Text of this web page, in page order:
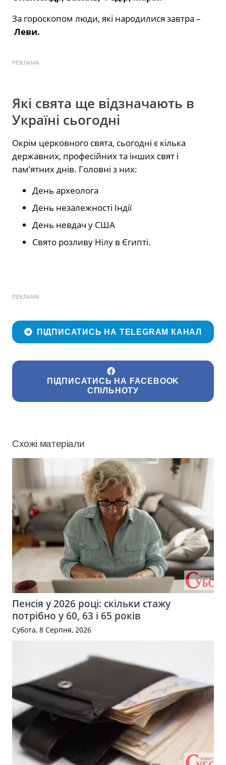
За гороскопом люди, які народилися завтра –
Леви.
РЕКЛАМА
Які свята ще відзначають в
Україні сьогодні
Окрім церковного свята, сьогодні є кілька
державних, професійних та інших свят і
пам’ятних днів. Головні з них:
День археолога
День незалежності Індії
День невдач у США
Свято розливу Нілу в Єгипті.
РЕКЛАМА
ПІДПИСАТИСЬ НА TELEGRAM КАНАЛ
ПІДПИСАТИСЬ НА FACEBOOK
СПІЛЬНОТУ
Схожі матеріали
Пенсія у 2026 році: скільки стажу
потрібно у 60, 63 і 65 років
Субота, 8 Серпня, 2026